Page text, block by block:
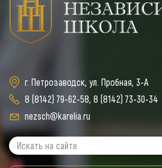
г. Петрозаводск, ул. Пробная, 3-А
8 (8142) 79-62-58, 8 (8142) 73-30-34
nezsch@karelia.ru